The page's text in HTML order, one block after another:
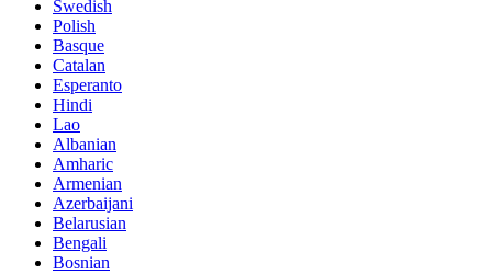
Swedish
Polish
Basque
Catalan
Esperanto
Hindi
Lao
Albanian
Amharic
Armenian
Azerbaijani
Belarusian
Bengali
Bosnian